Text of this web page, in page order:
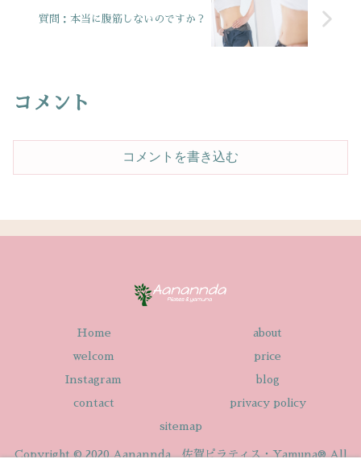
質問：本当に腹筋しないのですか？
コメント
コメントを書き込む
Home about
welcom price
Instagram blog
contact privacy policy
sitemap
Copyright © 2020 Aanannda 佐賀ピラティス・Yamuna® All